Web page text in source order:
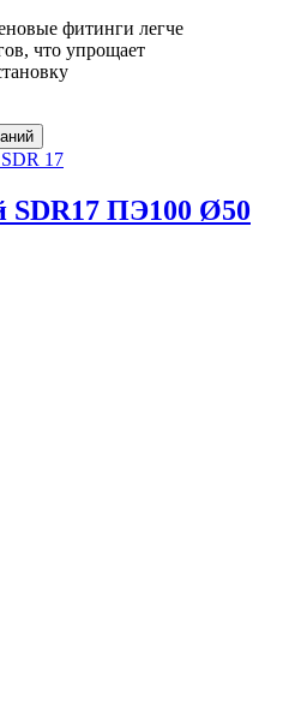
фитинги легче
что упрощает
17
SDR17 ПЭ100 Ø50